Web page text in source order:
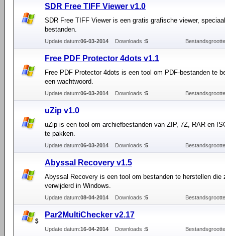
SDR Free TIFF Viewer v1.0
SDR Free TIFF Viewer is een gratis grafische viewer,
bestanden.
Update datum:06-03-2014 Downloads :5
Free PDF Protector 4dots v1.1
Free PDF Protector 4dots is een tool om PDF-bestanden te
een wachtwoord.
Update datum:06-03-2014 Downloads :5
uZip v1.0
uZip is een tool om archiefbestanden van ZIP, 7Z, RAR en
te pakken.
Update datum:06-03-2014 Downloads :5
Abyssal Recovery v1.5
Abyssal Recovery is een tool om bestanden te herstellen die
verwijderd in Windows.
Update datum:08-04-2014 Downloads :5
Par2MultiChecker v2.17
Update datum:16-04-2014 Downloads :5